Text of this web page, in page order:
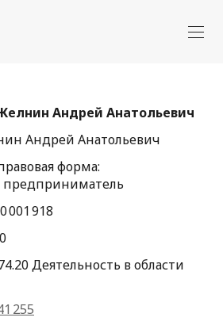
Андрей Анатольевич
Андрей Анатольевич
форма:
001 918
Деятельность в области
255